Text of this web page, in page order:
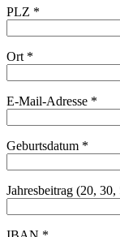
PLZ *
Ort *
E-Mail-Adresse *
Geburtsdatum *
Jahresbeitrag (20,